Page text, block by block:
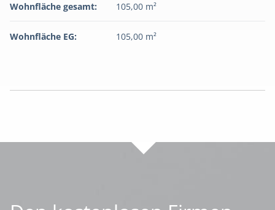
Wohnfläche gesamt: 105,00 m²
Wohnfläche EG: 105,00 m²